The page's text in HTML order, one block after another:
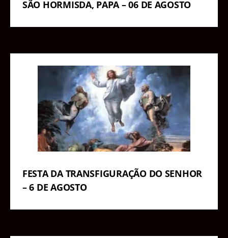
SÃO HORMISDA, PAPA – 06 DE AGOSTO
FESTA DA TRANSFIGURAÇÃO DO SENHOR
– 6 DE AGOSTO